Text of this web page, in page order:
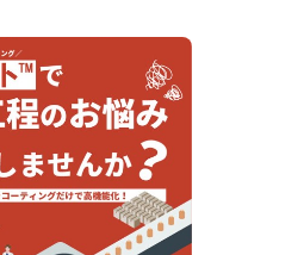
撥油性・非粘着性・防汚性
ンドライクカーボンの略
電性基材全般に対応可能
もございます（亜鉛、銅な